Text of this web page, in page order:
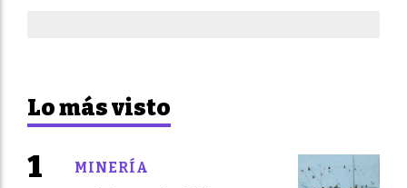
Lo más visto
MINERÍA